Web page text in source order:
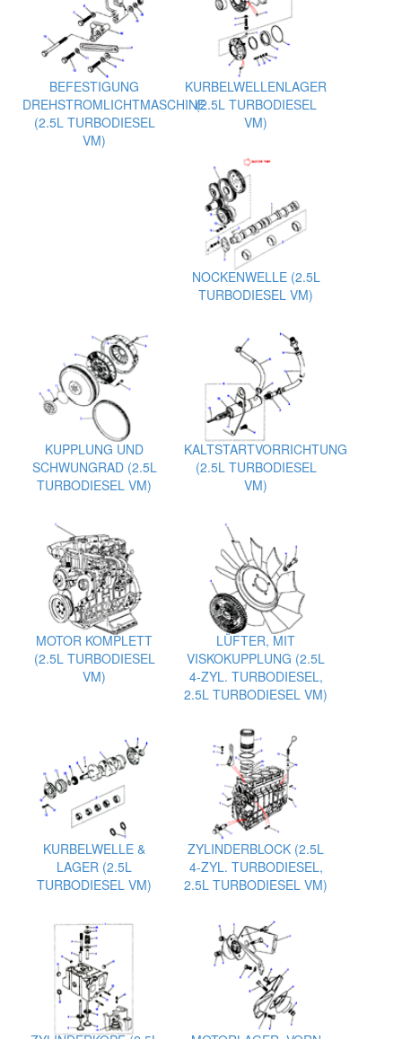
BEFESTIGUNG
DREHSTROMLICHTMASCHINE
(2.5L TURBODIESEL
VM)
KURBELWELLENLAGER
(2.5L TURBODIESEL
VM)
NOCKENWELLE (2.5L
TURBODIESEL VM)
KUPPLUNG UND
SCHWUNGRAD (2.5L
TURBODIESEL VM)
KALTSTARTVORRICHTUNG
(2.5L TURBODIESEL
VM)
MOTOR KOMPLETT
(2.5L TURBODIESEL
VM)
LÜFTER, MIT
VISKOKUPPLUNG (2.5L
4-ZYL. TURBODIESEL,
2.5L TURBODIESEL VM)
KURBELWELLE &
LAGER (2.5L
TURBODIESEL VM)
ZYLINDERBLOCK (2.5L
4-ZYL. TURBODIESEL,
2.5L TURBODIESEL VM)